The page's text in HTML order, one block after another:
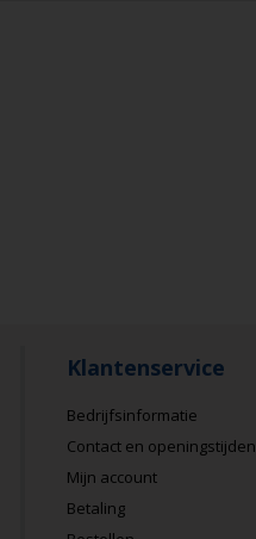
Klantenservice
Bedrijfsinformatie
Contact en openingstijden
Mijn account
Betaling